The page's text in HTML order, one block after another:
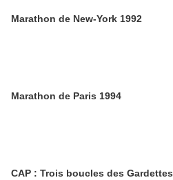
Marathon de New-York 1992
Marathon de Paris 1994
CAP : Trois boucles des Gardettes